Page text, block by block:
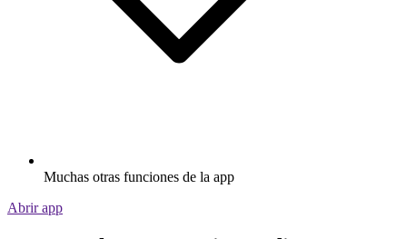
Muchas otras funciones de la app
Abrir app